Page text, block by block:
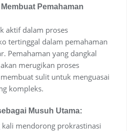
Pemahaman
aktif dalam proses
tertinggal dalam pemahaman
Pemahaman yang dangkal
merugikan proses
sulit untuk menguasai
kompleks.
Musuh Utama:
kali mendorong prokrastinasi